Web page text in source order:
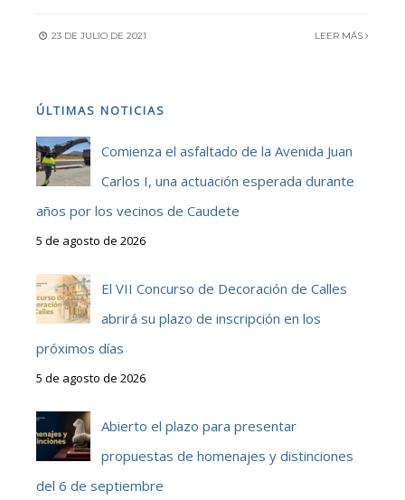
23 DE JULIO DE 2021 LEER MÁS
ÚLTIMAS NOTICIAS
Comienza el asfaltado de la Avenida Juan
Carlos I, una actuación esperada durante
años por los vecinos de Caudete
5 de agosto de 2026
El VII Concurso de Decoración de Calles
abrirá su plazo de inscripción en los
próximos días
5 de agosto de 2026
Abierto el plazo para presentar
propuestas de homenajes y distinciones
del 6 de septiembre